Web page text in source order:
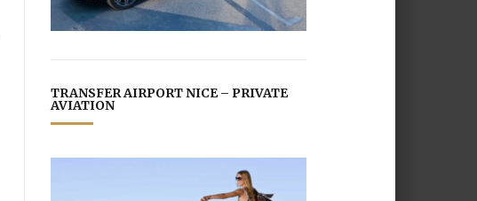
TRANSFER AIRPORT NICE – PRIVATE
AVIATION